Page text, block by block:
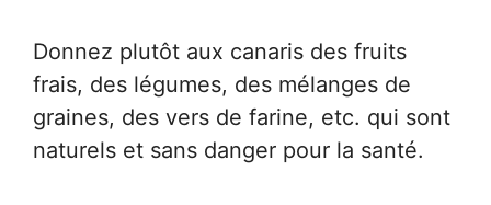
Donnez plutôt aux canaris des fruits
frais, des légumes, des mélanges de
graines, des vers de farine, etc. qui sont
naturels et sans danger pour la santé.